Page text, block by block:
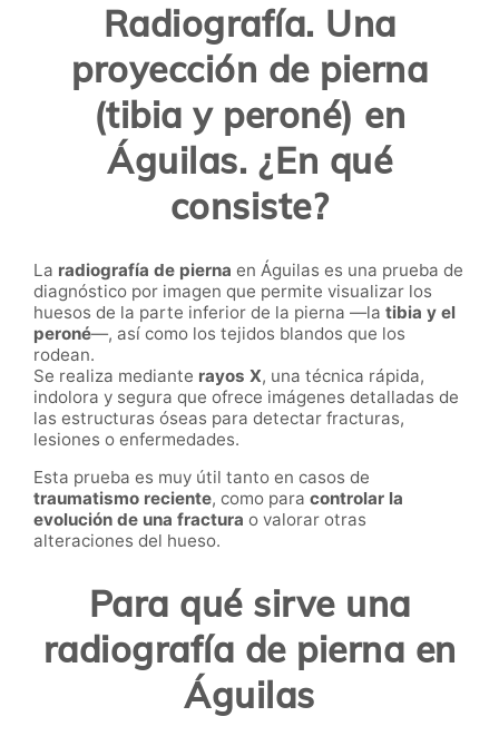
Radiografía. Una
proyección de pierna
(tibia y peroné) en
Águilas. ¿En qué
consiste?
La radiografía de pierna en Águilas es una prueba de
diagnóstico por imagen que permite visualizar los
huesos de la parte inferior de la pierna —la tibia y el
peroné—, así como los tejidos blandos que los
rodean.
Se realiza mediante rayos X, una técnica rápida,
indolora y segura que ofrece imágenes detalladas de
las estructuras óseas para detectar fracturas,
lesiones o enfermedades.
Esta prueba es muy útil tanto en casos de
traumatismo reciente, como para controlar la
evolución de una fractura o valorar otras
alteraciones del hueso.
Para qué sirve una
radiografía de pierna en
Águilas